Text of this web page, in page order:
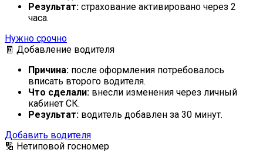
Результат: страхование активировано через 2
часа.
Нужно срочно
🧾 Добавление водителя
Причина: после оформления потребовалось
вписать второго водителя.
Что сделали: внесли изменения через личный
кабинет СК.
Результат: водитель добавлен за 30 минут.
Добавить водителя
🔢 Нетиповой госномер